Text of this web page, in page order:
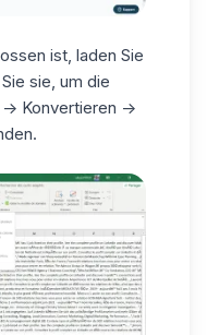
ist, laden Sie
sie, um die
> Konvertieren ->